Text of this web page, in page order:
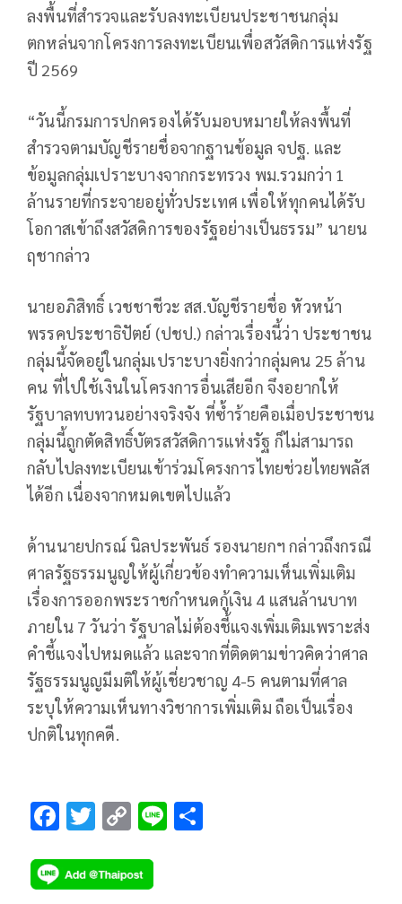
ลงพื้นที่สำรวจและรับลงทะเบียนประชาชนกลุ่ม
ตกหล่นจากโครงการลงทะเบียนเพื่อสวัสดิการแห่งรัฐ
ปี 2569
“วันนี้กรมการปกครองได้รับมอบหมายให้ลงพื้นที่
สำรวจตามบัญชีรายชื่อจากฐานข้อมูล จปฐ. และ
ข้อมูลกลุ่มเปราะบางจากกระทรวง พม.รวมกว่า 1
ล้านรายที่กระจายอยู่ทั่วประเทศ เพื่อให้ทุกคนได้รับ
โอกาสเข้าถึงสวัสดิการของรัฐอย่างเป็นธรรม” นายน
ฤชากล่าว
นายอภิสิทธิ์ เวชชาชีวะ สส.บัญชีรายชื่อ หัวหน้า
พรรคประชาธิปัตย์ (ปชป.) กล่าวเรื่องนี้ว่า ประชาชน
กลุ่มนี้จัดอยู่ในกลุ่มเปราะบางยิ่งกว่ากลุ่มคน 25 ล้าน
คน ที่ไปใช้เงินในโครงการอื่นเสียอีก จึงอยากให้
รัฐบาลทบทวนอย่างจริงจัง ที่ซ้ำร้ายคือเมื่อประชาชน
กลุ่มนี้ถูกตัดสิทธิ์บัตรสวัสดิการแห่งรัฐ ก็ไม่สามารถ
กลับไปลงทะเบียนเข้าร่วมโครงการไทยช่วยไทยพลัส
ได้อีก เนื่องจากหมดเขตไปแล้ว
ด้านนายปกรณ์ นิลประพันธ์ รองนายกฯ กล่าวถึงกรณี
ศาลรัฐธรรมนูญให้ผู้เกี่ยวข้องทำความเห็นเพิ่มเติม
เรื่องการออกพระราชกำหนดกู้เงิน 4 แสนล้านบาท
ภายใน 7 วันว่า รัฐบาลไม่ต้องชี้แจงเพิ่มเติมเพราะส่ง
คำชี้แจงไปหมดแล้ว และจากที่ติดตามข่าวคิดว่าศาล
รัฐธรรมนูญมีมติให้ผู้เชี่ยวชาญ 4-5 คนตามที่ศาล
ระบุให้ความเห็นทางวิชาการเพิ่มเติม ถือเป็นเรื่อง
ปกติในทุกคดี.
F
e
T
tt
C
p
Li